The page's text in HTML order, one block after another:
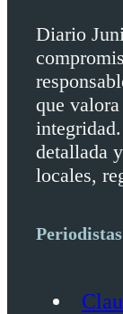
Diario
que
detallada
locales,